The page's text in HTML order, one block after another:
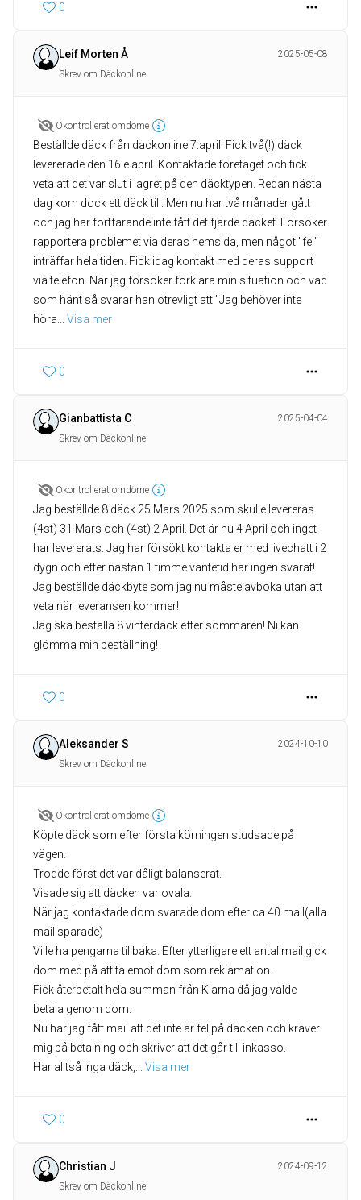
0
Leif Morten Å
2025-05-08
Skrev om Däckonline
Okontrollerat omdöme
Beställde däck från dackonline 7:april. Fick två(!) däck
levererade den 16:e april. Kontaktade företaget och fick
veta att det var slut i lagret på den däcktypen. Redan nästa
dag kom dock ett däck till. Men nu har två månader gått
och jag har fortfarande inte fått det fjärde däcket. Försöker
rapportera problemet via deras hemsida, men något ”fel”
inträffar hela tiden. Fick idag kontakt med deras support
via telefon. När jag försöker förklara min situation och vad
som hänt så svarar han otrevligt att ”Jag behöver inte
höra
Visa mer
0
Gianbattista C
2025-04-04
Skrev om Däckonline
Okontrollerat omdöme
Jag beställde 8 däck 25 Mars 2025 som skulle levereras
(4st) 31 Mars och (4st) 2 April. Det är nu 4 April och inget
har levererats. Jag har försökt kontakta er med livechatt i 2
dygn och efter nästan 1 timme väntetid har ingen svarat!
Jag beställde däckbyte som jag nu måste avboka utan att
veta när leveransen kommer!
Jag ska beställa 8 vinterdäck efter sommaren! Ni kan
glömma min beställning!
0
Aleksander S
2024-10-10
Skrev om Däckonline
Okontrollerat omdöme
Köpte däck som efter första körningen studsade på
vägen.
Trodde först det var dåligt balanserat.
Visade sig att däcken var ovala.
När jag kontaktade dom svarade dom efter ca 40 mail(alla
mail sparade)
Ville ha pengarna tillbaka. Efter ytterligare ett antal mail gick
dom med på att ta emot dom som reklamation.
Fick återbetalt hela summan från Klarna då jag valde
betala genom dom.
Nu har jag fått mail att det inte är fel på däcken och kräver
mig på betalning och skriver att det går till inkasso.
Har alltså inga däck,
Visa mer
0
Christian J
2024-09-12
Skrev om Däckonline